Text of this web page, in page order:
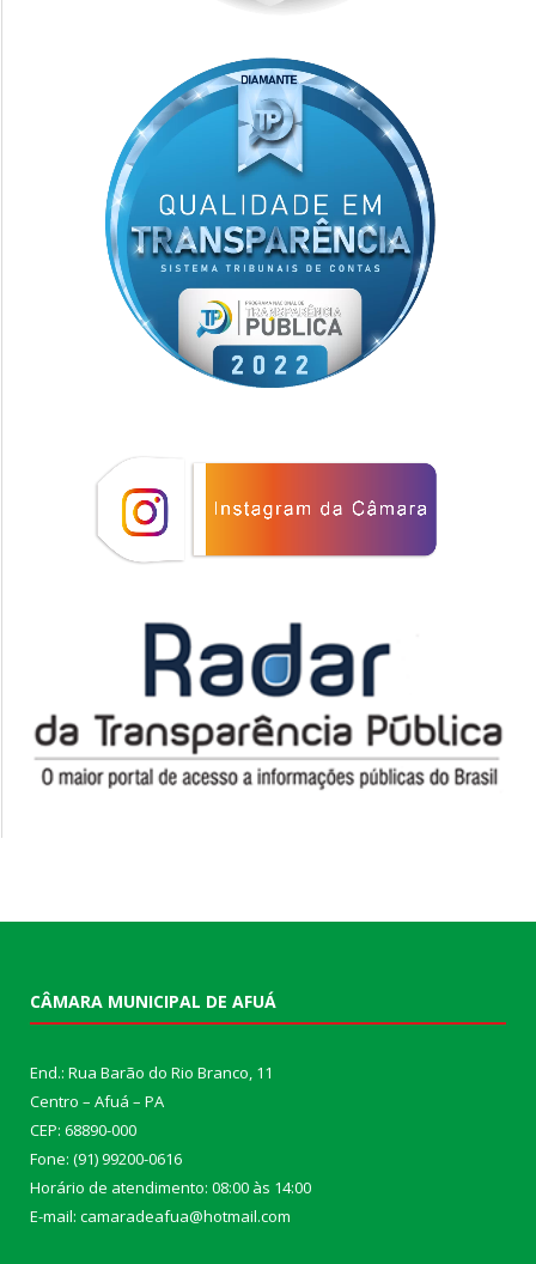
CÂMARA MUNICIPAL DE AFUÁ
End.: Rua Barão do Rio Branco, 11
Centro – Afuá – PA
CEP: 68890-000
Fone: (91) 99200-0616
Horário de atendimento: 08:00 às 14:00
E-mail: camaradeafua@hotmail.com